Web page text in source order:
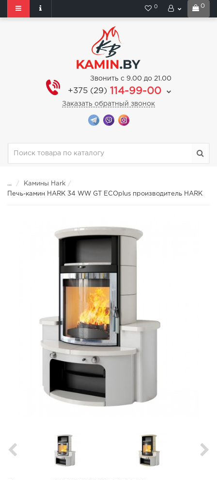
0
0
Звонить с 9.00 до 21.00
+375 (29) 114-99-00
Заказать обратный звонок
...
Камины Hark
Печь-камин HARK 34 WW GT ECOplus производитель HARK